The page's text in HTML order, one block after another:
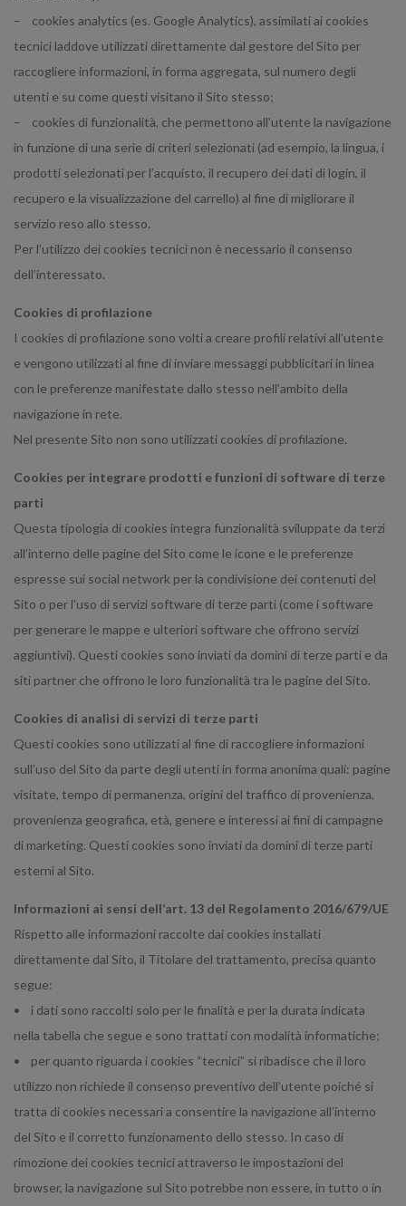
– cookies analytics (es. Google Analytics), assimilati ai cookies
tecnici laddove utilizzati direttamente dal gestore del Sito per
raccogliere informazioni, in forma aggregata, sul numero degli
utenti e su come questi visitano il Sito stesso;
– cookies di funzionalità, che permettono all’utente la navigazione
in funzione di una serie di criteri selezionati (ad esempio, la lingua, i
prodotti selezionati per l’acquisto, il recupero dei dati di login, il
recupero e la visualizzazione del carrello) al fine di migliorare il
servizio reso allo stesso.
Per l’utilizzo dei cookies tecnici non è necessario il consenso
dell’interessato.
Cookies di profilazione
I cookies di profilazione sono volti a creare profili relativi all’utente
e vengono utilizzati al fine di inviare messaggi pubblicitari in linea
con le preferenze manifestate dallo stesso nell’ambito della
navigazione in rete.
Nel presente Sito non sono utilizzati cookies di profilazione.
Cookies per integrare prodotti e funzioni di software di terze
parti
Questa tipologia di cookies integra funzionalità sviluppate da terzi
all’interno delle pagine del Sito come le icone e le preferenze
espresse sui social network per la condivisione dei contenuti del
Sito o per l’uso di servizi software di terze parti (come i software
per generare le mappe e ulteriori software che offrono servizi
aggiuntivi). Questi cookies sono inviati da domini di terze parti e da
siti partner che offrono le loro funzionalità tra le pagine del Sito.
Cookies di analisi di servizi di terze parti
Questi cookies sono utilizzati al fine di raccogliere informazioni
sull’uso del Sito da parte degli utenti in forma anonima quali: pagine
visitate, tempo di permanenza, origini del traffico di provenienza,
provenienza geografica, età, genere e interessi ai fini di campagne
di marketing. Questi cookies sono inviati da domini di terze parti
esterni al Sito.
Informazioni ai sensi dell’art. 13 del Regolamento 2016/679/UE
Rispetto alle informazioni raccolte dai cookies installati
direttamente dal Sito, il Titolare del trattamento, precisa quanto
segue:
• i dati sono raccolti solo per le finalità e per la durata indicata
nella tabella che segue e sono trattati con modalità informatiche;
• per quanto riguarda i cookies “tecnici” si ribadisce che il loro
utilizzo non richiede il consenso preventivo dell’utente poiché si
tratta di cookies necessari a consentire la navigazione all’interno
del Sito e il corretto funzionamento dello stesso. In caso di
rimozione dei cookies tecnici attraverso le impostazioni del
browser, la navigazione sul Sito potrebbe non essere, in tutto o in